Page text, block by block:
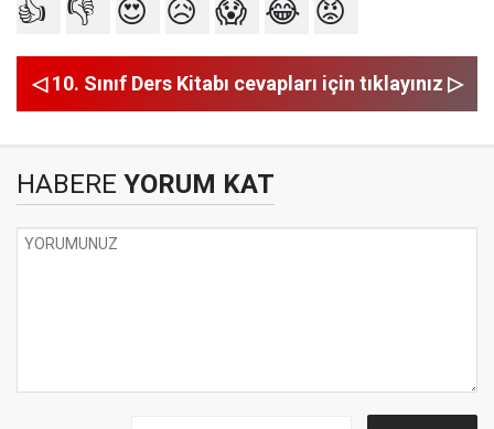
👍 👎 😍 😥 😱 😂 😡
◁ 10. Sınıf Ders Kitabı cevapları için tıklayınız ▷
HABERE YORUM KAT